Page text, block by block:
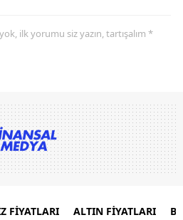
ilk yorumu siz yazın, tartışalım *
FİYATLARI ALTIN FİYATLARI